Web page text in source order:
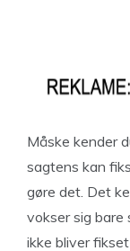
Måske kender
sagtens kan
gøre det. Det
vokser sig
ikke bliver